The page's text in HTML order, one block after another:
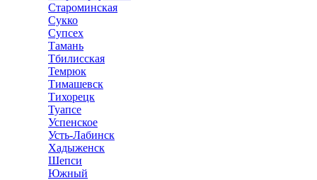
Староминская
Сукко
Супсех
Тамань
Тбилисская
Темрюк
Тимашевск
Тихорецк
Туапсе
Успенское
Усть-Лабинск
Хадыженск
Шепси
Южный